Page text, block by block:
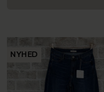
NYHED